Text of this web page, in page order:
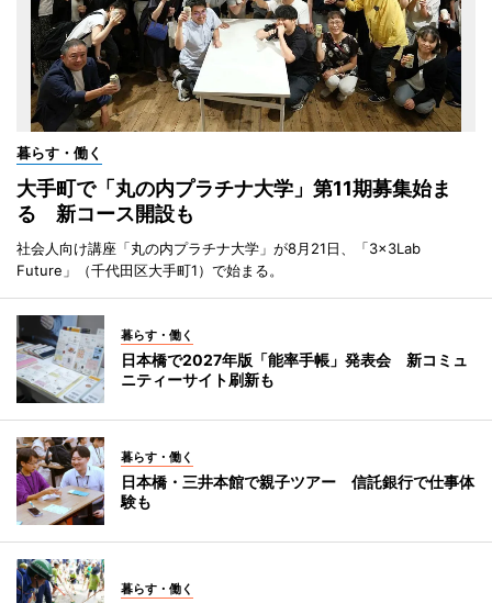
暮らす・働く
大手町で「丸の内プラチナ大学」第11期募集始ま
る 新コース開設も
社会人向け講座「丸の内プラチナ大学」が8月21日、「3×3Lab
Future」（千代田区大手町1）で始まる。
暮らす・働く
日本橋で2027年版「能率手帳」発表会 新コミュ
ニティーサイト刷新も
暮らす・働く
日本橋・三井本館で親子ツアー 信託銀行で仕事体
験も
暮らす・働く